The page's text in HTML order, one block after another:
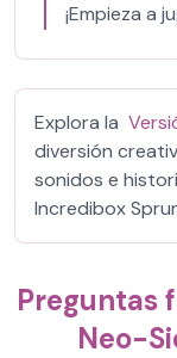
¡Empieza a
Explora la
diversión
sonidos e
Incredibox
Preguntas
Neo-